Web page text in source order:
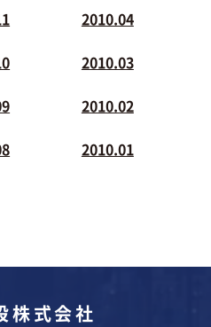
2010.04
2010.03
2010.02
2010.01
株式会社